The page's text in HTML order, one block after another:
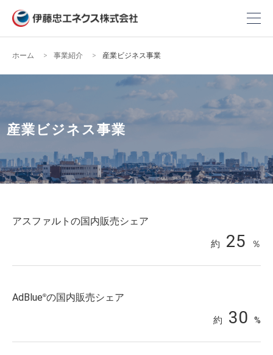
ホーム 事業紹介 産業ビジネス事業
産業ビジネス事業
アスファルトの国内販売シェア
約 25 ％
AdBlue®の国内販売シェア
約 30 %